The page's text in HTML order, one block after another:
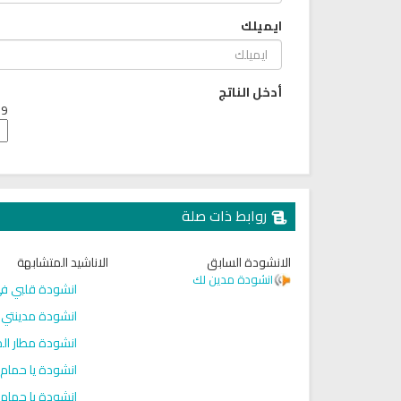
ايميلك
أدخل الناتج
9 + 5 =
روابط ذات صلة
الانشودة السابق
انشودة مدين لك
الاناشيد المتشابهة
انشودة قلبي
انشودة
انشودة مطار
انشودة يا
راديو الشيخ ياسر الدوسري للقران القران الكريم مرتل بصوت
الباسط